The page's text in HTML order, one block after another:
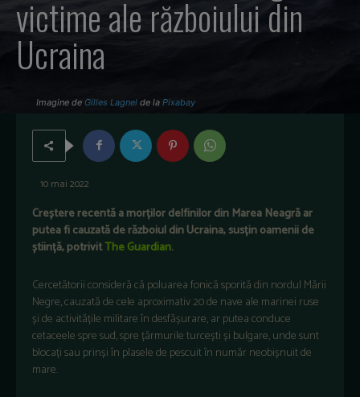
victime ale războiului din
Ucraina
Imagine de Gilles Lagnel de la Pixabay
10 mai 2022
Creștere recentă a morților delfinilor din Marea Neagră ar
putea fi cauzată de războiul din Ucraina, susțin oamenii de
știință, potrivitThe Guardian.
Cercetătorii consideră că poluarea fonică sporită din nordul Mării
Negre, cauzată de cele aproximativ 20 de nave ale marinei ruse
și de activitățile militare în desfășurare, ar putea conduce
cetaceele spre sud, spre țărmurile turcești și bulgare, unde sunt
blocați sau prinși în plasele de pescuit în număr neobișnuit de
mare.